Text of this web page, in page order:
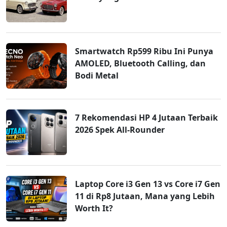
Smartwatch Rp599 Ribu Ini Punya
AMOLED, Bluetooth Calling, dan
Bodi Metal
7 Rekomendasi HP 4 Jutaan Terbaik
2026 Spek All-Rounder
Laptop Core i3 Gen 13 vs Core i7 Gen
11 di Rp8 Jutaan, Mana yang Lebih
Worth It?